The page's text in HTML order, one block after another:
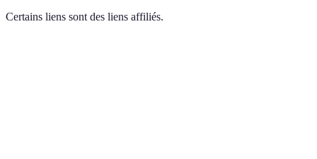
Certains liens sont des liens affiliés.